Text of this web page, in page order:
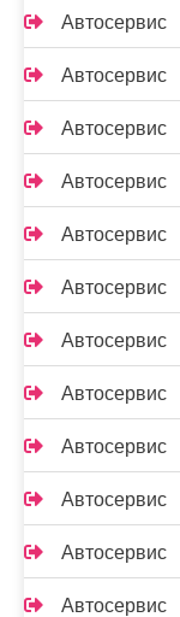
Автосервис
Автосервис
Автосервис
Автосервис
Автосервис
Автосервис
Автосервис
Автосервис
Автосервис
Автосервис
Автосервис
Автосервис